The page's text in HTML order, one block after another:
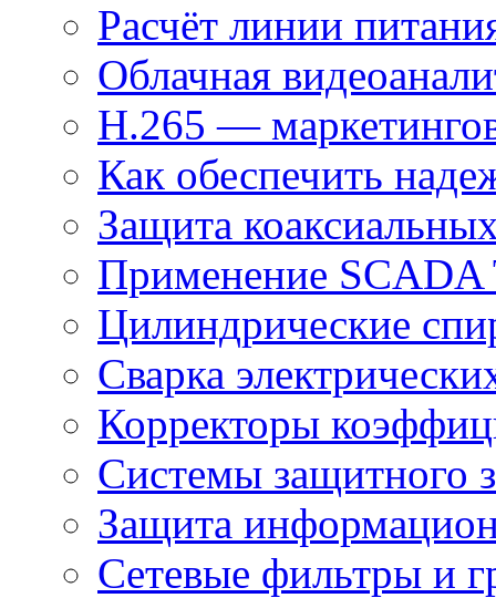
Расчёт линии
Облачная
H.265 —
Как обеспечить
Защита
Применение
Цилиндрические
Сварка
Корректоры
Системы защитного
Защита
Сетевые фильтры и